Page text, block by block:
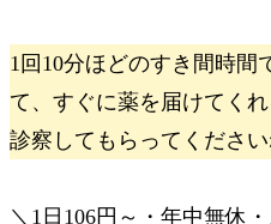
1回10分ほどのすき間時間
て、すぐに薬を届けてく
診察してもらってください
＼1日106円～・年中無休